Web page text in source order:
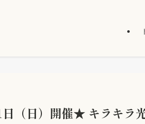
（日）開催★ キラキラ